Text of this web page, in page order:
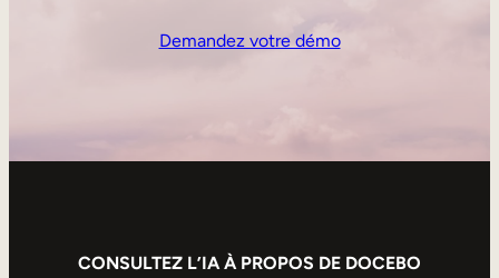
Demandez votre démo
CONSULTEZ L’IA À PROPOS DE DOCEBO